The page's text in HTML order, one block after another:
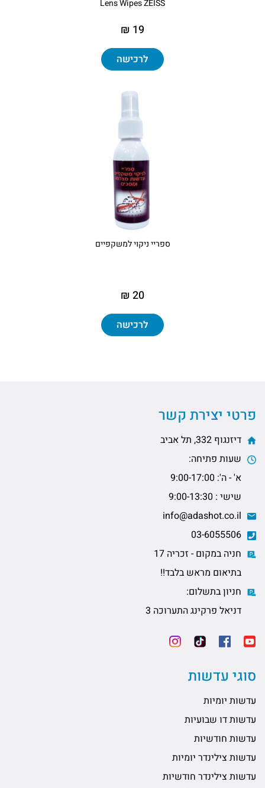
Lens Wipes ZEISS
19 ₪
לרכישה
ספריי ניקוי למשקפיים
20 ₪
לרכישה
פרטי יצירת קשר
דיזנגוף 332, תל אביב
שעות פתיחה:
א' - ה': 9:00-17:00
שישי : 9:00-13:30
חניה במקום - זכריה 17
בתיאום מראש בלבד!!
חניון בתשלום:
דניאל פרקינג התערוכה 3
סוגי עדשות
עדשות יומיות
עדשות דו שבועיות
עדשות חודשיות
עדשות צילינדר יומיות
עדשות צילינדר חודשיות